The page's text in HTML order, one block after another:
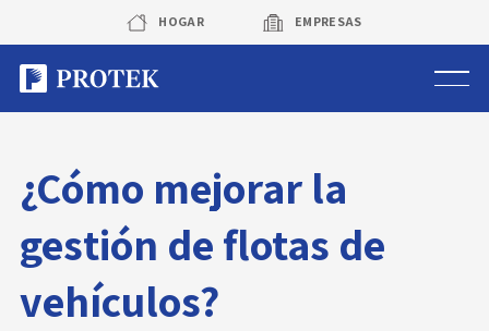
content
HOGAR EMPRESAS
Sistema de cámaras
Rastreo vehicular GPS
Protek Personas
¿Cómo mejorar la
gestión de flotas de
vehículos?